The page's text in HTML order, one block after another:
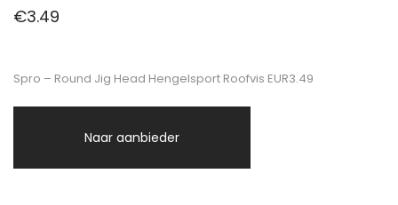
€3.49
Spro – Round Jig Head Hengelsport Roofvis EUR3.49
Naar aanbieder